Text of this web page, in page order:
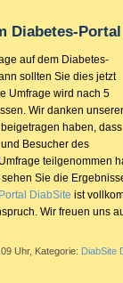
Diabetes-
auf dem Diabetes-
sollten Sie dies jetzt
Umfrage wird nach 5
Wir danken
haben, dass
Besucher des
teilgenommen
Sie die
DiabSite ist
Wir freuen uns
Uhr, Kategorie: DiabSite